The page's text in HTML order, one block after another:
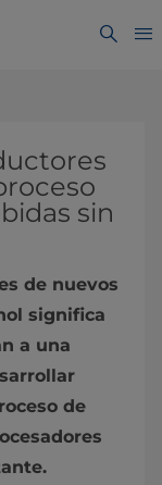
sin
de nuevos
significa
a una
de